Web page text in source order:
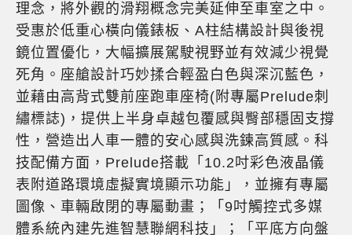
理念，將外觀的滑翔概念完美延伸至車室之中。
受惠於低重心橫向儀錶板、A柱結構設計與後視
鏡位置優化，大幅擴展駕駛視野並有效減少視覺
死角。座艙設計巧妙揉合輕盈白色與深沉藍色，
並藉由高背式雙前座跑車座椅(附專屬Prelude刺
繡標誌)，提供上半身卓越包覆感與臀部穩固支撐
性，營造出人車一體的安心感與洗鍊高質感。科
技配備方面，Prelude搭載「10.2吋彩色液晶儀
表附道路環境虛擬實境顯示功能」，並擁有專屬
圖像、車輛啟閉的專屬動畫；「9吋觸控式多媒
體系統內建先進智慧聯網科技」；「平底方向盤